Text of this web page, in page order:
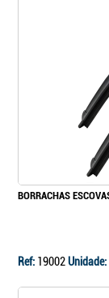
BORRACHAS
Ref: 19002Unidade: